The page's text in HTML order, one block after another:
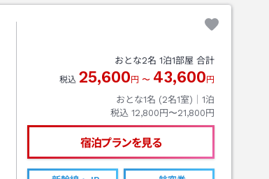
おとな2名 1泊1部屋 合計
税込 25,600 円 〜 43,600 円
おとな1名 (2名1室)｜ 1泊
税込 12,800円〜21,800円
宿泊プランを見る